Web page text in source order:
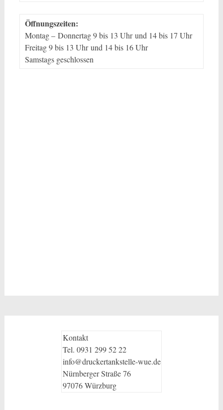
Öffnungszeiten:
Montag – Donnertag 9 bis 13 Uhr und 14 bis 17 Uhr
Freitag 9 bis 13 Uhr und 14 bis 16 Uhr
Samstags geschlossen
Kontakt
Tel. 0931 299 52 22
info@druckertankstelle-wue.de
Nürnberger Straße 76
97076 Würzburg